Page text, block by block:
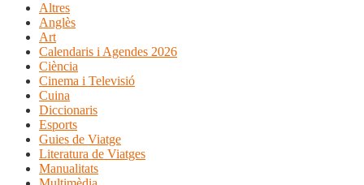
Altres
Anglès
Art
Calendaris i Agendes 2026
Ciència
Cinema i Televisió
Cuina
Diccionaris
Esports
Guies de Viatge
Literatura de Viatges
Manualitats